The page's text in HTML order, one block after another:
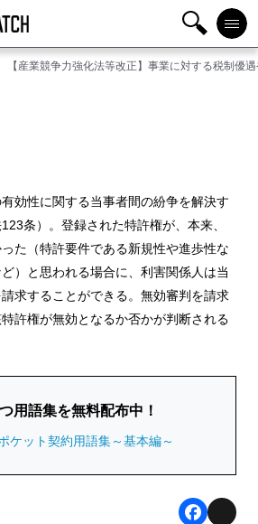
検
索
メニ
ュー
【産業競争力強化法等改正】事業に対する税制優
効性に関する当事者間の紛争を解決す
条）。登録された特許権が、本来、
た（特許要件である新規性や進歩性な
）と思われる場合に、利害関係人は当
求することができる。無効審判を請求
許権が無効となるか否かが判断される
用語集を無料配布中！
ケット契約用語集～基本編～